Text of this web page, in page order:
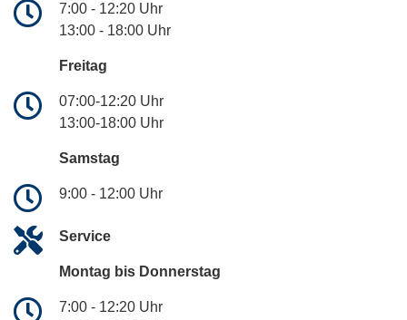
7:00 - 12:20 Uhr
13:00 - 18:00 Uhr
Freitag
07:00-12:20 Uhr
13:00-18:00 Uhr
Samstag
9:00 - 12:00 Uhr
Service
Montag bis Donnerstag
7:00 - 12:20 Uhr